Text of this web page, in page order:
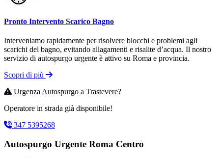
Pronto Intervento Scarico Bagno
Interveniamo rapidamente per risolvere blocchi e problemi agli
scarichi del bagno, evitando allagamenti e risalite d’acqua. Il nostro
servizio di autospurgo urgente è attivo su Roma e provincia.
Scopri di più
Urgenza Autospurgo a Trastevere?
Operatore in strada già disponibile!
347 5395268
Autospurgo Urgente Roma Centro